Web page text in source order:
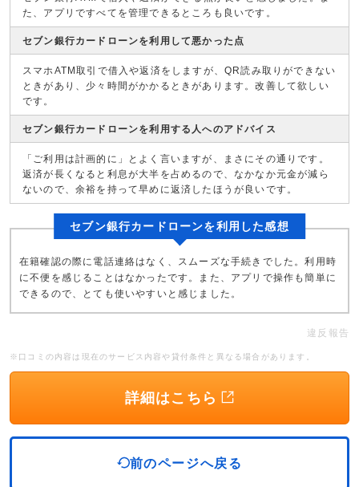
た、アプリですべてを管理できるところも良いです。
セブン銀行カードローンを利用して悪かった点
スマホATM取引で借入や返済をしますが、QR読み取りができない
ときがあり、少々時間がかかるときがあります。改善して欲しい
です。
セブン銀行カードローンを利用する人へのアドバイス
「ご利用は計画的に」とよく言いますが、まさにその通りです。
返済が長くなると利息が大半を占めるので、なかなか元金が減ら
ないので、余裕を持って早めに返済したほうが良いです。
セブン銀行カードローンを利用した感想
在籍確認の際に電話連絡はなく、スムーズな手続きでした。利用時
に不便を感じることはなかったです。また、アプリで操作も簡単に
できるので、とても使いやすいと感じました。
違反報告
※口コミの内容は現在のサービス内容や貸付条件と異なる場合があります。
詳細はこちら
前のページへ戻る